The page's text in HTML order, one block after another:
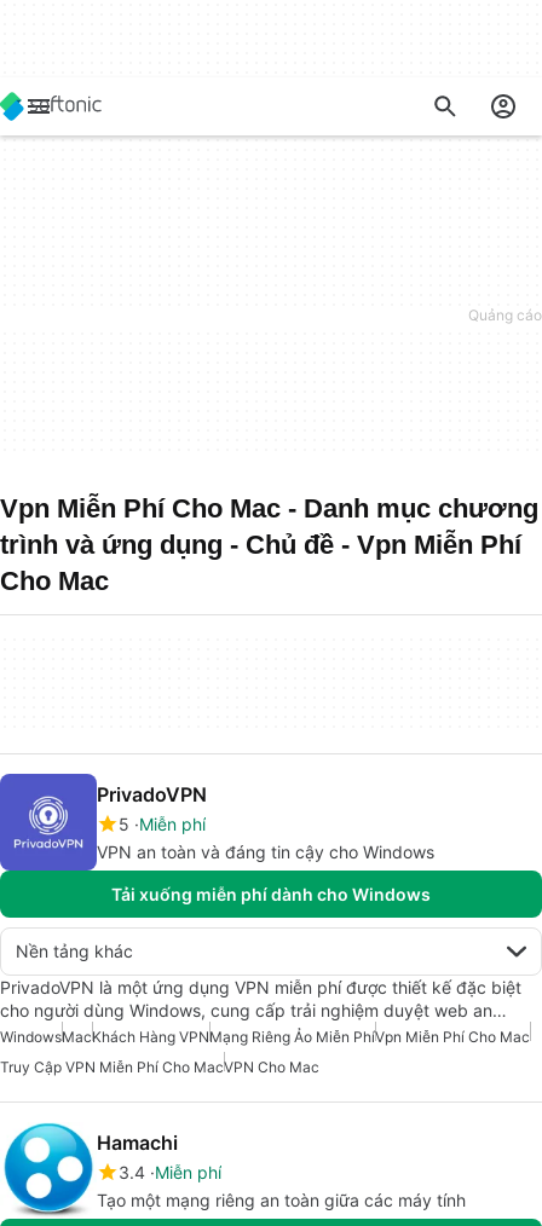
Vpn Miễn Phí Cho Mac - Danh mục chương
trình và ứng dụng - Chủ đề - Vpn Miễn Phí
Cho Mac
PrivadoVPN
5 Miễn phí
VPN an toàn và đáng tin cậy cho Windows
Tải xuống miễn phí dành cho Windows
Nền tảng khác
PrivadoVPN là một ứng dụng VPN miễn phí được thiết kế đặc biệt
cho người dùng Windows, cung cấp trải nghiệm duyệt web an…
WindowsMacKhách Hàng VPNMạng Riêng Ảo Miễn PhíVpn Miễn Phí Cho Mac
Truy Cập VPN Miễn Phí Cho MacVPN Cho Mac
Hamachi
3.4 Miễn phí
Tạo một mạng riêng an toàn giữa các máy tính